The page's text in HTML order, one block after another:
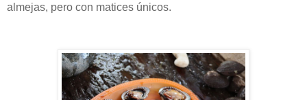
almejas, pero con matices únicos.